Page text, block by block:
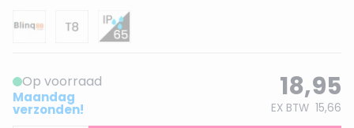
Op voorraad
Maandag
verzonden!
18,95
EX BTW 15,66